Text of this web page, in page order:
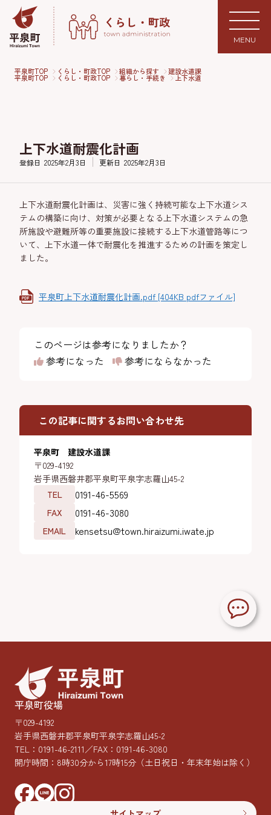
MENU
平泉町TOP くらし・町政TOP 組織から探す 建設水道課
平泉町TOP くらし・町政TOP 暮らし・手続き 上下水道
上下水道耐震化計画
登録日 2025年2月3日 更新日 2025年2月3日
上下水道耐震化計画は、災害に強く持続可能な上下水道シス
テムの構築に向け、対策が必要となる上下水道システムの急
所施設や避難所等の重要施設に接続する上下水道管路等につ
いて、上下水道一体で耐震化を推進するための計画を策定し
ました。
平泉町上下水道耐震化計画.pdf [404KB pdfファイル]
このページは参考になりましたか？
参考になった
参考にならなかった
この記事に関するお問い合わせ先
平泉町 建設水道課
〒029-4192
岩手県西磐井郡平泉町平泉字志羅山45-2
TEL
0191-46-5569
FAX 0191-46-3080
EMAIL kensetsu@town.hiraizumi.iwate.jp
平泉町役場
〒029-4192
岩手県西磐井郡平泉町平泉字志羅山45-2
TEL： 0191-46-2111／FAX：0191-46-3080
開庁時間：8時30分から17時15分 （土日祝日・年末年始は除く）